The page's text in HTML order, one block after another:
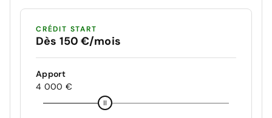
CRÉDIT START
Dès 150 €/mois
Apport
4 000 €